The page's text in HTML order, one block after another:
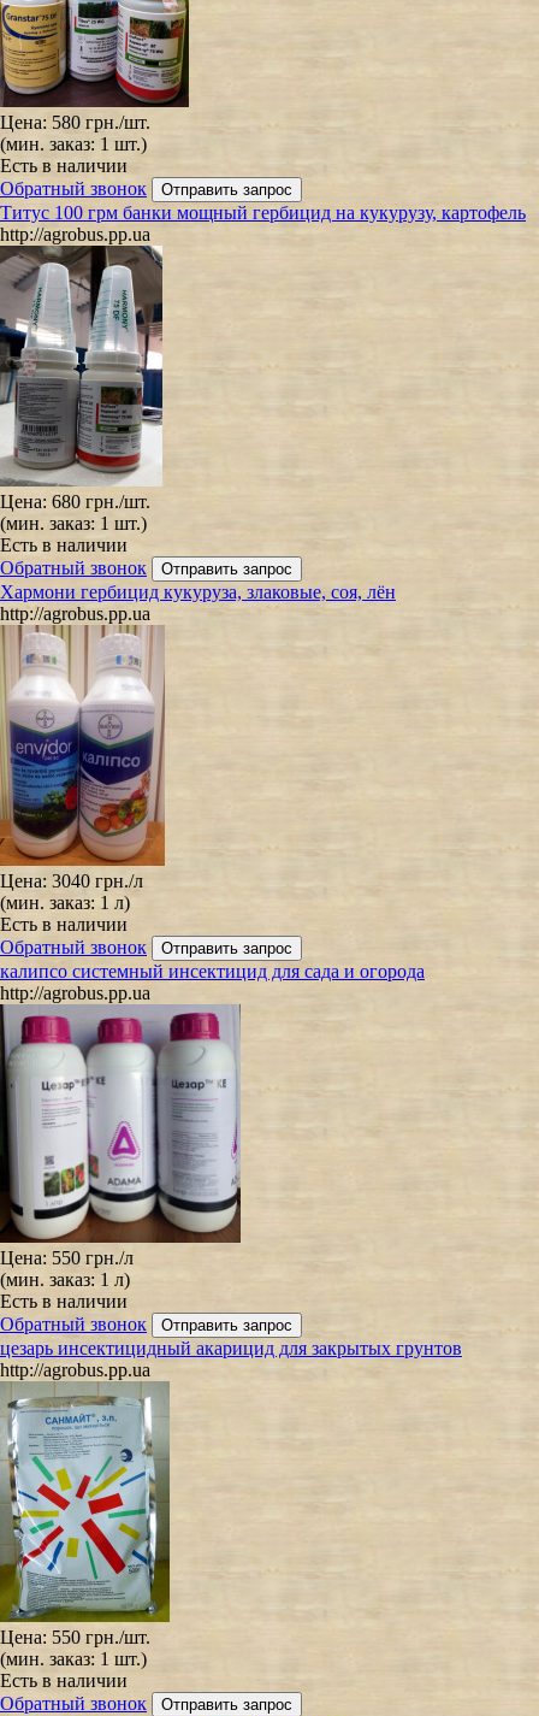
Цена: 580 грн./шт.
(мин. заказ: 1 шт.)
Есть в наличии
Обратный звонок
Титус 100 грм банки мощный гербицид на кукурузу, картофель
http://agrobus.pp.ua
Цена: 680 грн./шт.
(мин. заказ: 1 шт.)
Есть в наличии
Обратный звонок
Хармони гербицид кукуруза, злаковые, соя, лён
http://agrobus.pp.ua
Цена: 3040 грн./л
(мин. заказ: 1 л)
Есть в наличии
Обратный звонок
калипсо системный инсектицид для сада и огорода
http://agrobus.pp.ua
Цена: 550 грн./л
(мин. заказ: 1 л)
Есть в наличии
Обратный звонок
цезарь инсектицидный акарицид для закрытых грунтов
http://agrobus.pp.ua
Цена: 550 грн./шт.
(мин. заказ: 1 шт.)
Есть в наличии
Обратный звонок